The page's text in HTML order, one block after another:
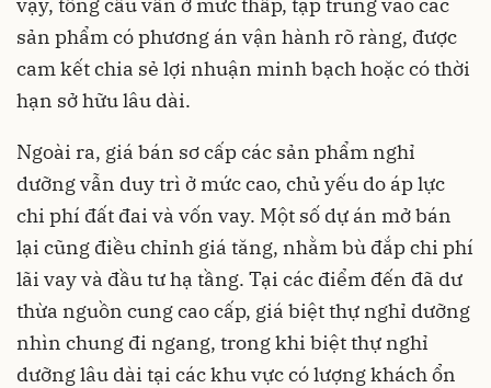
vậy, tổng cầu vẫn ở mức thấp, tập trung vào các
sản phẩm có phương án vận hành rõ ràng, được
cam kết chia sẻ lợi nhuận minh bạch hoặc có thời
hạn sở hữu lâu dài.
Ngoài ra, giá bán sơ cấp các sản phẩm nghỉ
dưỡng vẫn duy trì ở mức cao, chủ yếu do áp lực
chi phí đất đai và vốn vay. Một số dự án mở bán
lại cũng điều chỉnh giá tăng, nhằm bù đắp chi phí
lãi vay và đầu tư hạ tầng. Tại các điểm đến đã dư
thừa nguồn cung cao cấp, giá biệt thự nghỉ dưỡng
nhìn chung đi ngang, trong khi biệt thự nghỉ
dưỡng lâu dài tại các khu vực có lượng khách ổn